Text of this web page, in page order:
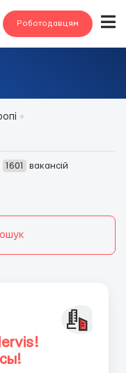
Роботодавцям
1601
вакансій